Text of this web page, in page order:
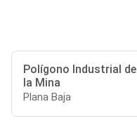
Polígono Industrial de
la Mina
Plana Baja